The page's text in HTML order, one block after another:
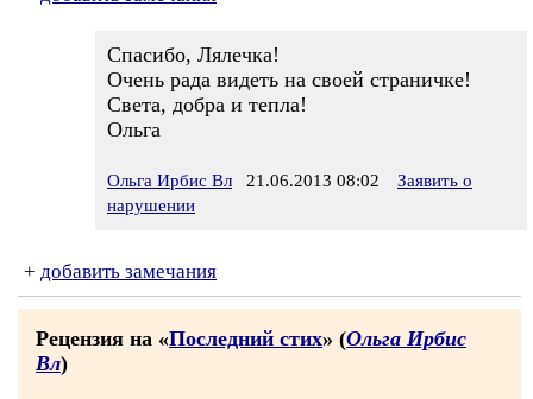
Спасибо, Лялечка!
Очень рада видеть на своей страничке!
Света, добра и тепла!
Ольга
Ольга Ирбис Вл 21.06.2013 08:02
Заявить о
нарушении
+ добавить замечания
Рецензия на «Последний стих» (Ольга Ирбис
Вл)